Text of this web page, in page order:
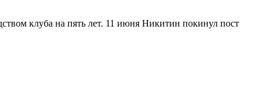
клуба на пять лет. 11 июня Никитин покинул пост